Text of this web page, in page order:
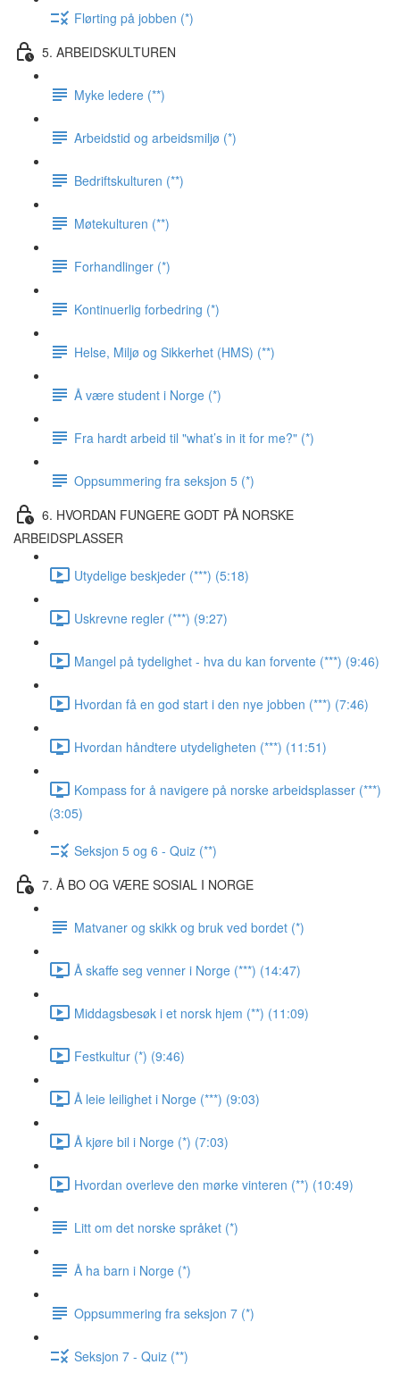
Flørting på jobben (*)
5. ARBEIDSKULTUREN
Myke ledere (**)
Arbeidstid og arbeidsmiljø (*)
Bedriftskulturen (**)
Møtekulturen (**)
Forhandlinger (*)
Kontinuerlig forbedring (*)
Helse, Miljø og Sikkerhet (HMS) (**)
Å være student i Norge (*)
Fra hardt arbeid til "what’s in it for me?" (*)
Oppsummering fra seksjon 5 (*)
6. HVORDAN FUNGERE GODT PÅ NORSKE
ARBEIDSPLASSER
Utydelige beskjeder (***) (5:18)
Uskrevne regler (***) (9:27)
Mangel på tydelighet - hva du kan forvente (***) (9:46)
Hvordan få en god start i den nye jobben (***) (7:46)
Hvordan håndtere utydeligheten (***) (11:51)
Kompass for å navigere på norske arbeidsplasser (***)
(3:05)
Seksjon 5 og 6 - Quiz (**)
7. Å BO OG VÆRE SOSIAL I NORGE
Matvaner og skikk og bruk ved bordet (*)
Å skaffe seg venner i Norge (***) (14:47)
Middagsbesøk i et norsk hjem (**) (11:09)
Festkultur (*) (9:46)
Å leie leilighet i Norge (***) (9:03)
Å kjøre bil i Norge (*) (7:03)
Hvordan overleve den mørke vinteren (**) (10:49)
Litt om det norske språket (*)
Å ha barn i Norge (*)
Oppsummering fra seksjon 7 (*)
Seksjon 7 - Quiz (**)